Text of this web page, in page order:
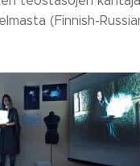
(Finnish-